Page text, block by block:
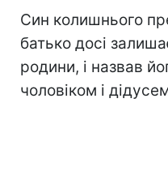
Син колишнього
батько досі
родини, і назвав
чоловіком і